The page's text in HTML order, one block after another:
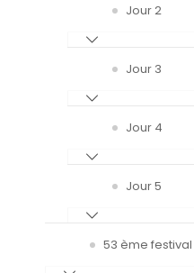
Jour 2
Jour 3
Jour 4
Jour 5
53 ème